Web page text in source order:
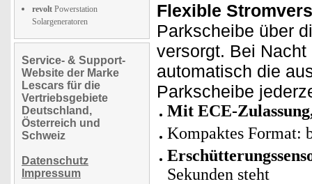
revolt Powerstation
Solargeneratoren
Service- & Support-
Website der Marke
Lescars für die
Vertriebsgebiete
Deutschland,
Österreich und
Schweiz
Datenschutz
Impressum
Flexible
Parkscheibe über
versorgt. Bei
automatisch die
Parkscheibe
Mit ECE-
Kompaktes Format:
Sekunden steht